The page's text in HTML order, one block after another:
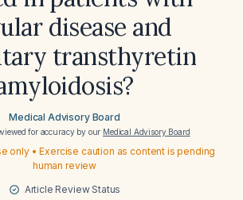
disease and
transthyretin
Medical Advisory Board
for accuracy by our Medical Advisory Board
only • Exercise caution as content is pending
human review
Article Review Status